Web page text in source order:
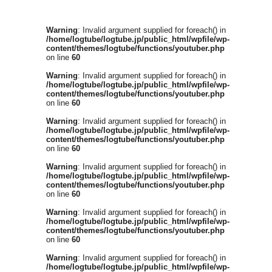
Warning: Invalid argument supplied for foreach() in
/home/logtube/logtube.jp/public_html/wpfile/wp-
content/themes/logtube/functions/youtuber.php
on line 60
Warning: Invalid argument supplied for foreach() in
/home/logtube/logtube.jp/public_html/wpfile/wp-
content/themes/logtube/functions/youtuber.php
on line 60
Warning: Invalid argument supplied for foreach() in
/home/logtube/logtube.jp/public_html/wpfile/wp-
content/themes/logtube/functions/youtuber.php
on line 60
Warning: Invalid argument supplied for foreach() in
/home/logtube/logtube.jp/public_html/wpfile/wp-
content/themes/logtube/functions/youtuber.php
on line 60
Warning: Invalid argument supplied for foreach() in
/home/logtube/logtube.jp/public_html/wpfile/wp-
content/themes/logtube/functions/youtuber.php
on line 60
Warning: Invalid argument supplied for foreach() in
/home/logtube/logtube.jp/public_html/wpfile/wp-